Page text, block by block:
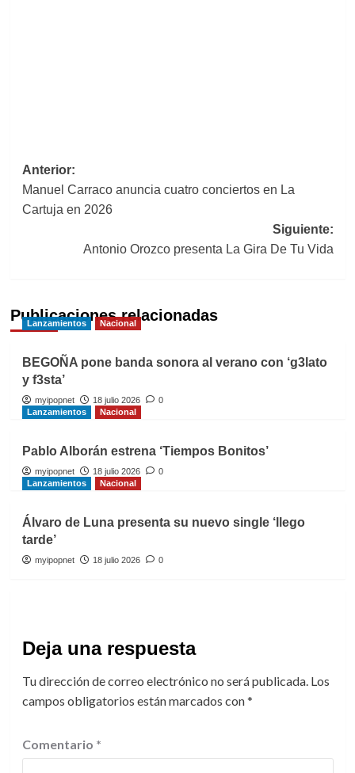
Navegación
de
entradas
Anterior:
Manuel Carraco anuncia cuatro conciertos en La
Cartuja en 2026
Siguiente:
Antonio Orozco presenta La Gira De Tu Vida
Publicaciones relacionadas
Lanzamientos Nacional
BEGOÑA pone banda sonora al verano con ‘g3lato
y f3sta’
myipopnet 18 julio 2026
0
Lanzamientos
Nacional
Pablo Alborán estrena ‘Tiempos Bonitos’
myipopnet 18 julio 2026
0
Lanzamientos
Nacional
Álvaro de Luna presenta su nuevo single ‘llego
tarde’
myipopnet 18 julio 2026 0
Deja una respuesta
Tu dirección de correo electrónico no será publicada. Los
campos obligatorios están marcados con*
Comentario *